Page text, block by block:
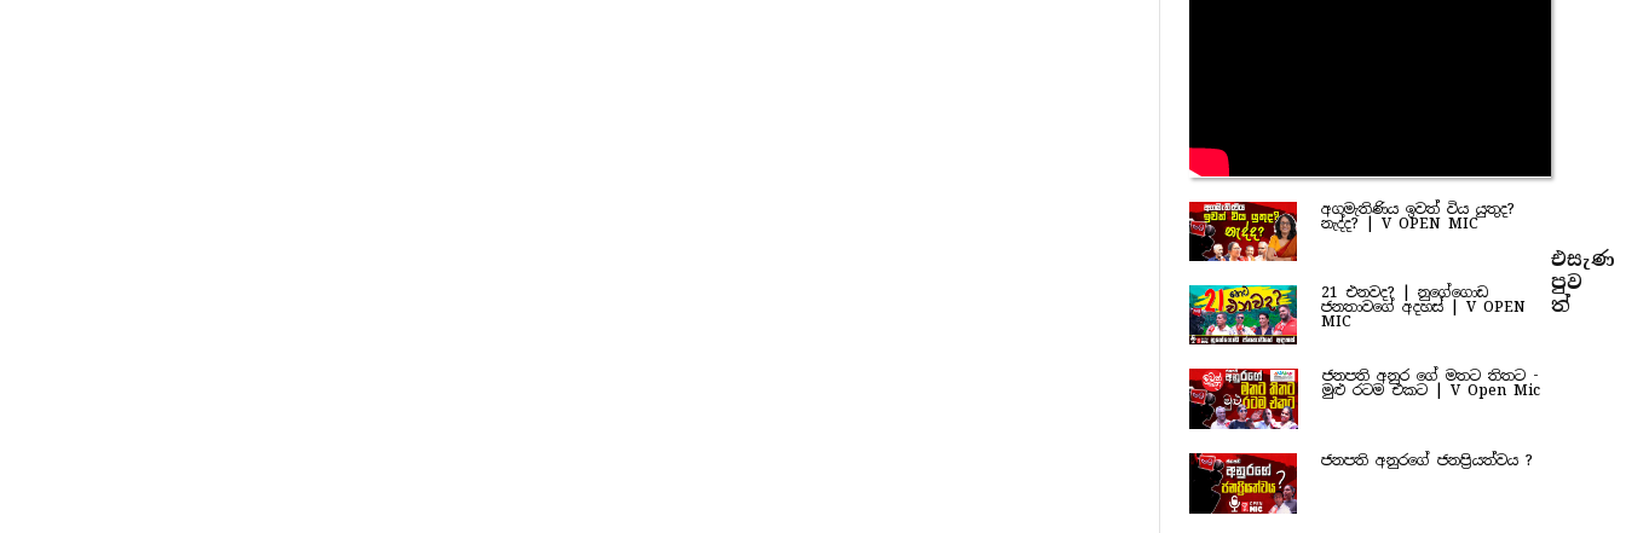
අගමැතිණිය ඉවත් විය යුතුද?
නැද්ද? | V OPEN MIC
21 එනවද? | නුගේගොඩ
ජනතාවගේ අදහස් | V OPEN
MIC
ජනපති අනුර ගේ මතට තිතට -
මුළු රටම එකට | V Open Mic
ජනපති අනුරගේ ජනප්‍රියත්වය ?
එසැණ
පුව​
ත්